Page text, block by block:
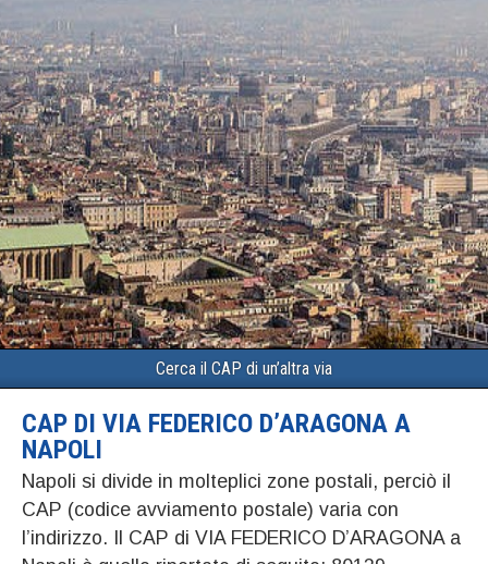
Cerca il CAP di un’altra via
CAP DI VIA FEDERICO D’ARAGONA A
NAPOLI
Napoli si divide in molteplici zone postali, perciò il
CAP (codice avviamento postale) varia con
l’indirizzo. Il CAP di VIA FEDERICO D’ARAGONA a